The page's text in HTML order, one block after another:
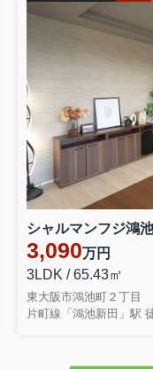
シ
お
い
2026.07.10
約
ご
い
シャルマンフジ鴻
3,090万円
3LDK / 65.43㎡
東大阪市鴻池町２丁目
片町線「鴻池新田」駅